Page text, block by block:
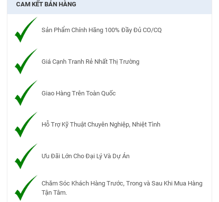
CAM KẾT BÁN HÀNG
Sản Phẩm Chính Hãng 100% Đầy Đủ CO/CQ
Giá Cạnh Tranh Rẻ Nhất Thị Trường
Giao Hàng Trên Toàn Quốc
Hỗ Trợ Kỹ Thuật Chuyên Nghiệp, Nhiệt Tình
Ưu Đãi Lớn Cho Đại Lý Và Dự Án
Chăm Sóc Khách Hàng Trước, Trong và Sau Khi Mua Hàng
Tận Tâm.